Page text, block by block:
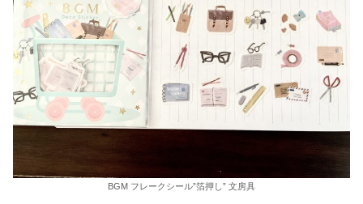
BGM フレークシール”箔押し” 文房具